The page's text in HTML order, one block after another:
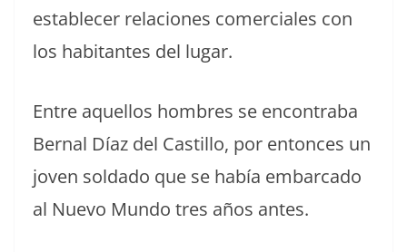
establecer relaciones comerciales con
los habitantes del lugar.
Entre aquellos hombres se encontraba
Bernal Díaz del Castillo, por entonces un
joven soldado que se había embarcado
al Nuevo Mundo tres años antes.